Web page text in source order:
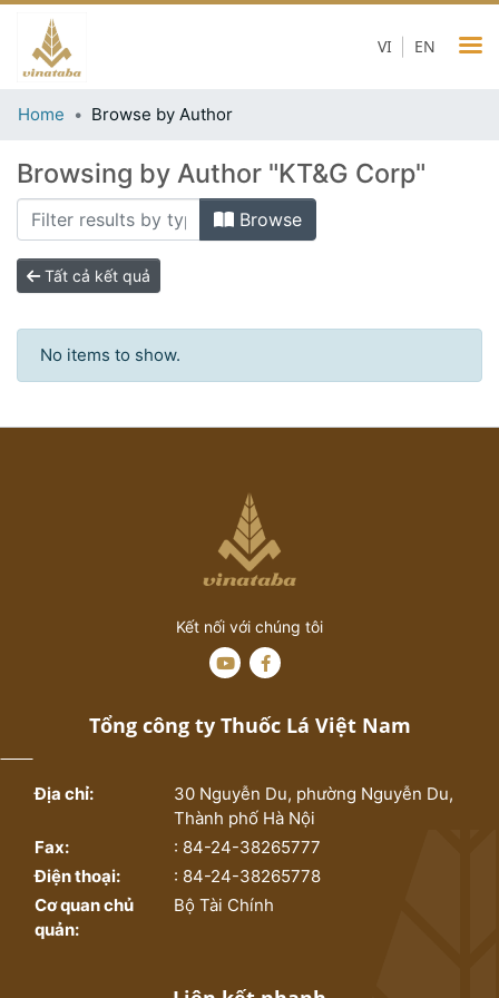
EN
VI
Home Browse by Author
Browsing by Author "KT&G Corp"
Browse
Tất cả kết quả
No items to show.
Kết nối với chúng tôi
Tổng công ty Thuốc Lá Việt Nam
Địa chỉ:
30 Nguyễn Du, phường Nguyễn Du,
Thành phố Hà Nội
Fax:
: 84-24-38265777
Điện thoại:
: 84-24-38265778
Cơ quan chủ
quản:
Bộ Tài Chính